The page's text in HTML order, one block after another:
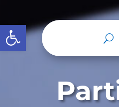
Abrir barra de herramientas